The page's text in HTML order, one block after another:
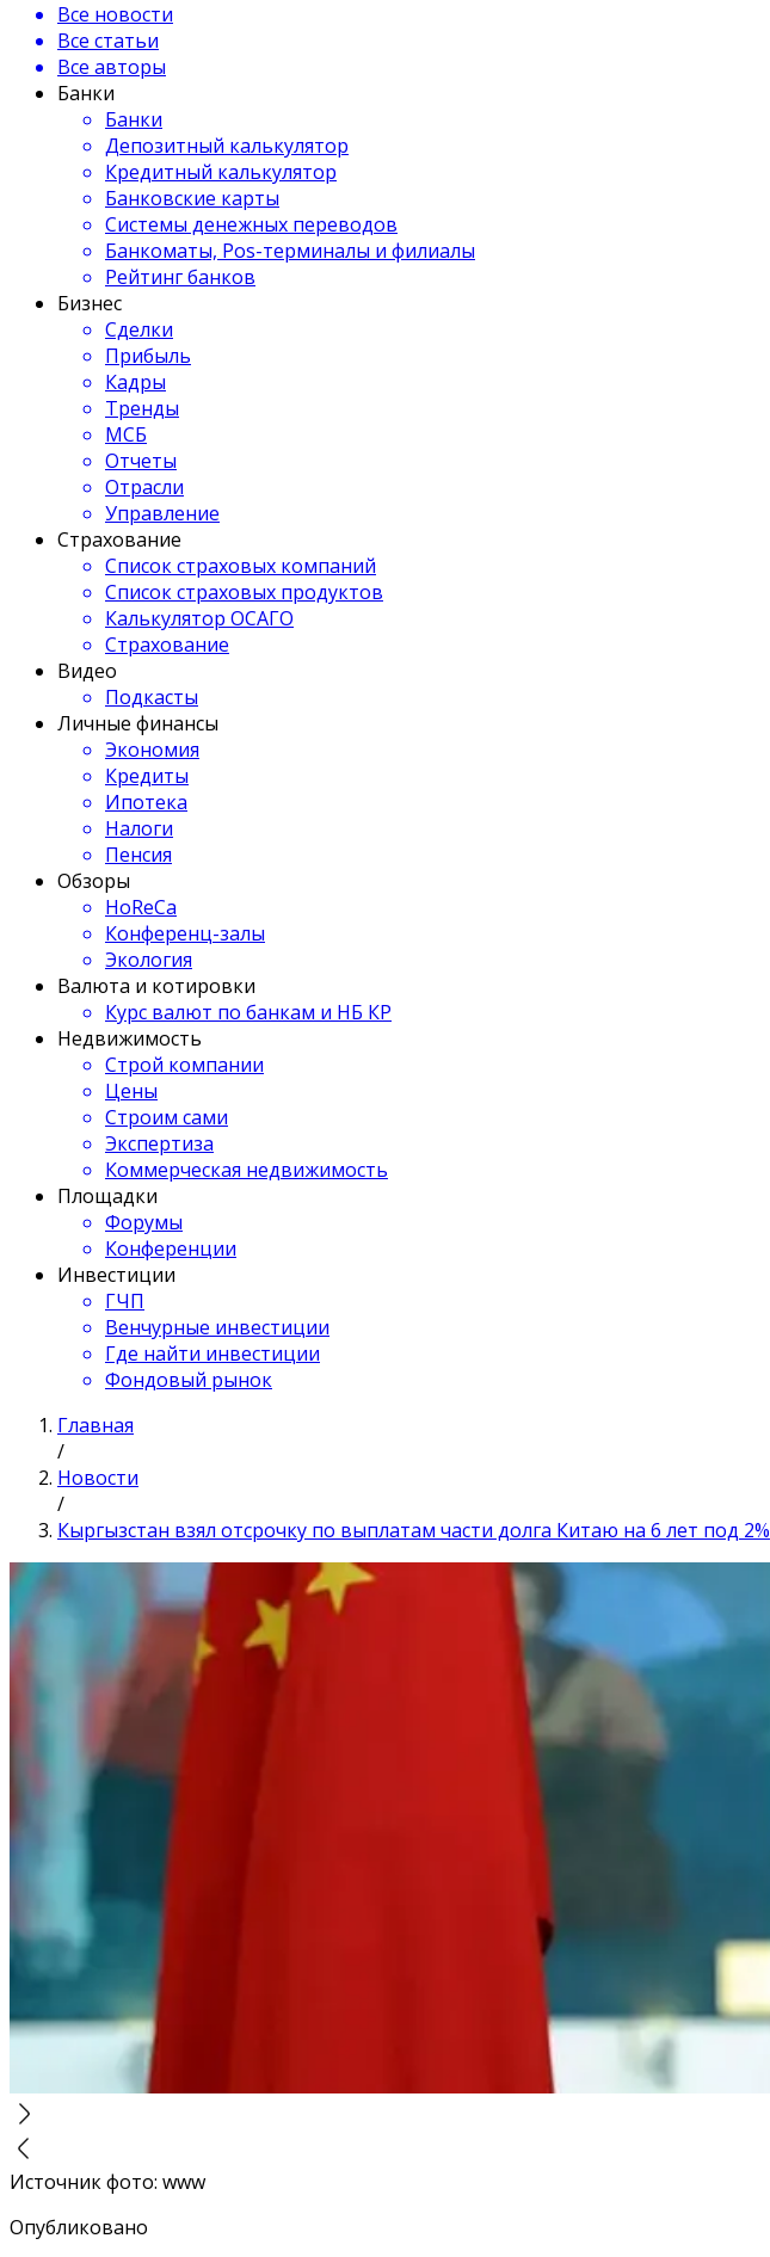
Все новости
Все статьи
Все авторы
Банки
Банки
Депозитный калькулятор
Кредитный калькулятор
Банковские карты
Системы денежных переводов
Банкоматы, Pos-терминалы и филиалы
Рейтинг банков
Бизнес
Сделки
Прибыль
Кадры
Тренды
МСБ
Отчеты
Отрасли
Управление
Страхование
Список страховых компаний
Список страховых продуктов
Калькулятор ОСАГО
Страхование
Видео
Подкасты
Личные финансы
Экономия
Кредиты
Ипотека
Налоги
Пенсия
Обзоры
HoReCa
Конференц-залы
Экология
Валюта и котировки
Курс валют по банкам и НБ КР
Недвижимость
Строй компании
Цены
Строим сами
Экспертиза
Коммерческая недвижимость
Площадки
Форумы
Конференции
Инвестиции
ГЧП
Венчурные инвестиции
Где найти инвестиции
Фондовый рынок
Главная
/
Новости
/
Кыргызстан взял отсрочку по выплатам части долга Китаю на 6 лет под 2%
Источник фото: www
Опубликовано